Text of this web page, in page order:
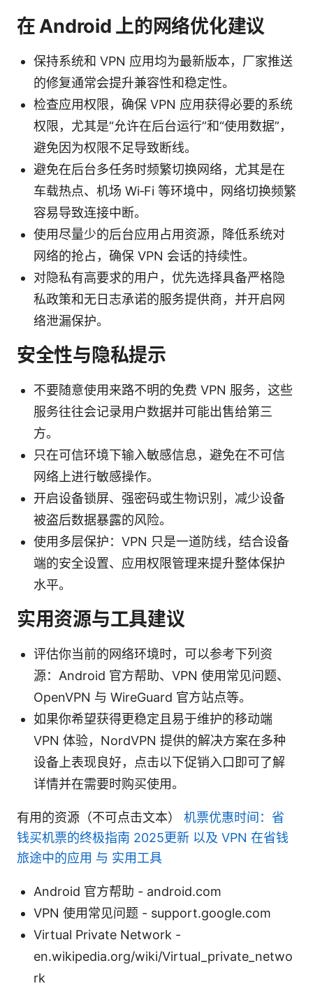
在 Android 上的网络优化建议
保持系统和 VPN 应用均为最新版本，厂家推送
的修复通常会提升兼容性和稳定性。
检查应用权限，确保 VPN 应用获得必要的系统
权限，尤其是“允许在后台运行”和“使用数据”，
避免因为权限不足导致断线。
避免在后台多任务时频繁切换网络，尤其是在
车载热点、机场 Wi‑Fi 等环境中，网络切换频繁
容易导致连接中断。
使用尽量少的后台应用占用资源，降低系统对
网络的抢占，确保 VPN 会话的持续性。
对隐私有高要求的用户，优先选择具备严格隐
私政策和无日志承诺的服务提供商，并开启网
络泄漏保护。
安全性与隐私提示
不要随意使用来路不明的免费 VPN 服务，这些
服务往往会记录用户数据并可能出售给第三
方。
只在可信环境下输入敏感信息，避免在不可信
网络上进行敏感操作。
开启设备锁屏、强密码或生物识别，减少设备
被盗后数据暴露的风险。
使用多层保护：VPN 只是一道防线，结合设备
端的安全设置、应用权限管理来提升整体保护
水平。
实用资源与工具建议
评估你当前的网络环境时，可以参考下列资
源：Android 官方帮助、VPN 使用常见问题、
OpenVPN 与 WireGuard 官方站点等。
如果你希望获得更稳定且易于维护的移动端
VPN 体验，NordVPN 提供的解决方案在多种
设备上表现良好，点击以下促销入口即可了解
详情并在需要时购买使用。
有用的资源（不可点击文本） 机票优惠时间：省
钱买机票的终极指南 2025更新 以及 VPN 在省钱
旅途中的应用 与 实用工具
Android 官方帮助 - android.com
VPN 使用常见问题 - support.google.com
Virtual Private Network -
en.wikipedia.org/wiki/Virtual_private_netwo
rk